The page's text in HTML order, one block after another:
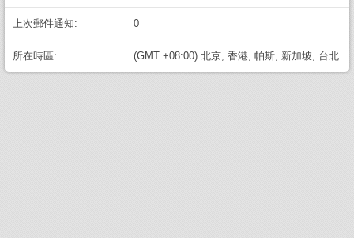
上次郵件通知: 0
所在時區: (GMT +08:00) 北京, 香港, 帕斯, 新加坡, 台北